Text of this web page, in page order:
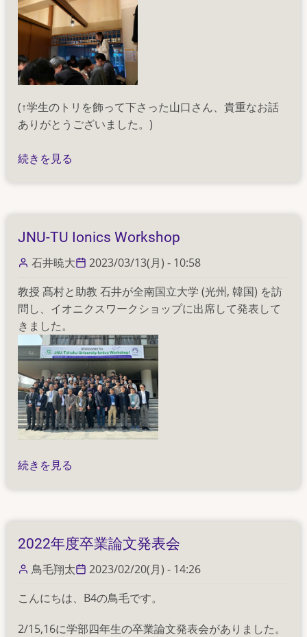
(↑学生のトリを飾って下さった山口さん、貴重なお話
ありがとうございました。)
1
れ
様
し
た！
の
続きを見る
JNU-TU Ionics Workshop
石井暁大
2023/03/13(月) - 10:58
教授 髙村と助教 石井が全南国立大学 (光州, 韓国) を訪
問し、イオニクスワークショップに出席して発表して
きました。
JNU-
続きを見る
2022年度卒業論文発表会
鳥毛翔太
2023/02/20(月) - 14:26
こんにちは、B4の鳥毛です。
2/15,16に学部四年生の卒業論文発表会がありました。